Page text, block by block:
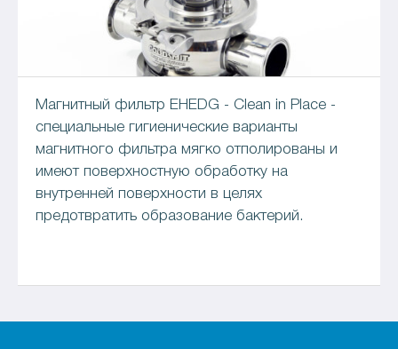
Магнитный фильтр EHEDG - Clean in Place -
специальные гигиенические варианты
магнитного фильтра мягко отполированы и
имеют поверхностную обработку на
внутренней поверхности в целях
предотвратить образование бактерий.